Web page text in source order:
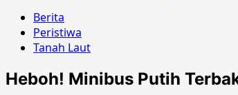
Berita
Peristiwa
Tanah Laut
Heboh! Minibus Putih